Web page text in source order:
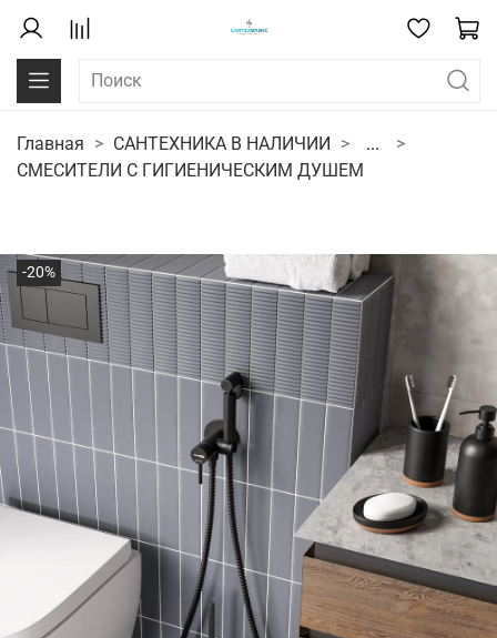
Главная САНТЕХНИКА В НАЛИЧИИ
...
СМЕСИТЕЛИ С ГИГИЕНИЧЕСКИМ ДУШЕМ
-20%